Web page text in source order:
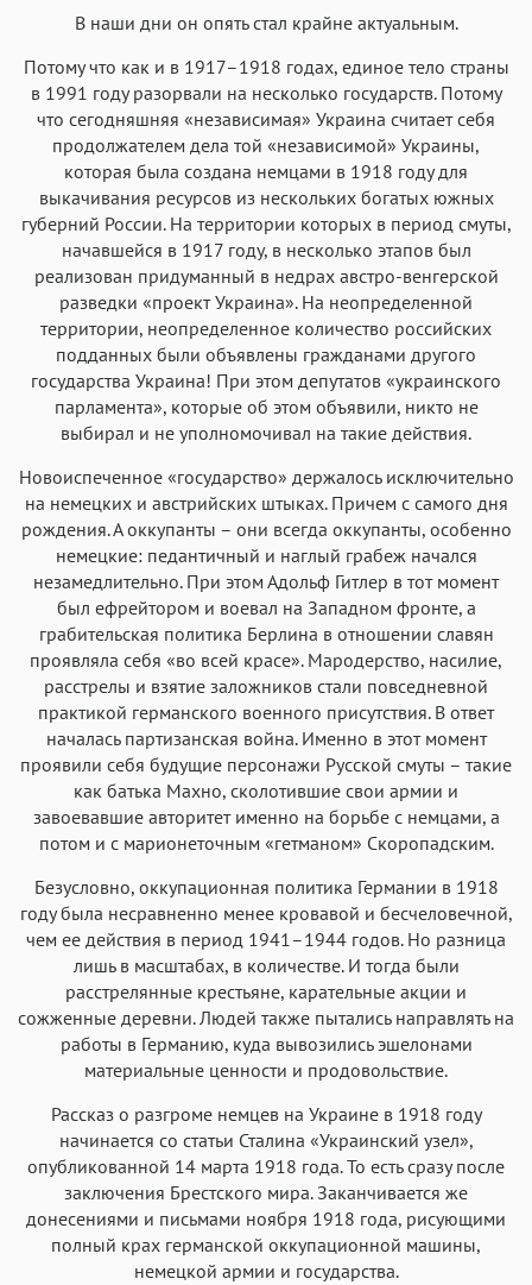
В наши дни он опять стал крайне актуальным.
Потому что как и в 1917–1918 годах, единое тело страны
в 1991 году разорвали на несколько государств. Потому
что сегодняшняя «независимая» Украина считает себя
продолжателем дела той «независимой» Украины,
которая была создана немцами в 1918 году для
выкачивания ресурсов из нескольких богатых южных
губерний России. На территории которых в период смуты,
начавшейся в 1917 году, в несколько этапов был
реализован придуманный в недрах австро-венгерской
разведки «проект Украина». На неопределенной
территории, неопределенное количество российских
подданных были объявлены гражданами другого
государства Украина! При этом депутатов «украинского
парламента», которые об этом объявили, никто не
выбирал и не уполномочивал на такие действия.
Новоиспеченное «государство» держалось исключительно
на немецких и австрийских штыках. Причем с самого дня
рождения. А оккупанты – они всегда оккупанты, особенно
немецкие: педантичный и наглый грабеж начался
незамедлительно. При этом Адольф Гитлер в тот момент
был ефрейтором и воевал на Западном фронте, а
грабительская политика Берлина в отношении славян
проявляла себя «во всей красе». Мародерство, насилие,
расстрелы и взятие заложников стали повседневной
практикой германского военного присутствия. В ответ
началась партизанская война. Именно в этот момент
проявили себя будущие персонажи Русской смуты – такие
как батька Махно, сколотившие свои армии и
завоевавшие авторитет именно на борьбе с немцами, а
потом и с марионеточным «гетманом» Скоропадским.
Безусловно, оккупационная политика Германии в 1918
году была несравненно менее кровавой и бесчеловечной,
чем ее действия в период 1941–1944 годов. Но разница
лишь в масштабах, в количестве. И тогда были
расстрелянные крестьяне, карательные акции и
сожженные деревни. Людей также пытались направлять на
работы в Германию, куда вывозились эшелонами
материальные ценности и продовольствие.
Рассказ о разгроме немцев на Украине в 1918 году
начинается со статьи Сталина «Украинский узел»,
опубликованной 14 марта 1918 года. То есть сразу после
заключения Брестского мира. Заканчивается же
донесениями и письмами ноября 1918 года, рисующими
полный крах германской оккупационной машины,
немецкой армии и государства.